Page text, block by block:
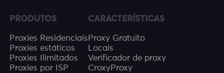
PRODUTOS
Proxies Residenciais
Proxies estáticos
Proxies Ilimitados
Proxies por ISP
CARACTERÍSTICAS
Proxy Gratuito
Locais
Verificador de proxy
CroxyProxy